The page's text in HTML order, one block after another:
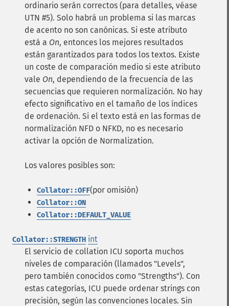
ordinario serán correctos (para detalles, véase
UTN #5). Solo habrá un problema si las marcas
de acento no son canónicas. Si este atributo
está a On, entonces los mejores resultados
están garantizados para todos los textos. Existe
un coste de comparación medio si este atributo
vale On, dependiendo de la frecuencia de las
secuencias que requieren normalización. No hay
efecto significativo en el tamaño de los índices
de ordenación. Si el texto está en las formas de
normalización NFD o NFKD, no es necesario
activar la opción de Normalization.
Los valores posibles son:
Collator::OFF(por omisión)
Collator::ON
Collator::DEFAULT_VALUE
Collator::STRENGTH int
El servicio de collation ICU soporta muchos
niveles de comparación (llamados "Levels",
pero también conocidos como "Strengths"). Con
estas categorías, ICU puede ordenar strings con
precisión, según las convenciones locales. Sin